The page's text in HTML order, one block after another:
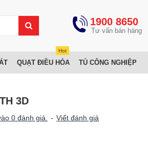
1900 8650
QUẠT ĐIỀU HÒA
Hot
TỦ CÔNG NGHIỆP
3D
0 đánh giá. - Viết đánh giá